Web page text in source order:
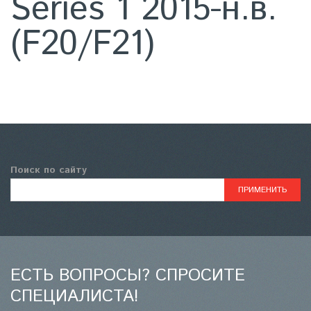
(F20/F21)
Поиск по сайту
ЕСТЬ ВОПРОСЫ? СПРОСИТЕ
СПЕЦИАЛИСТА!